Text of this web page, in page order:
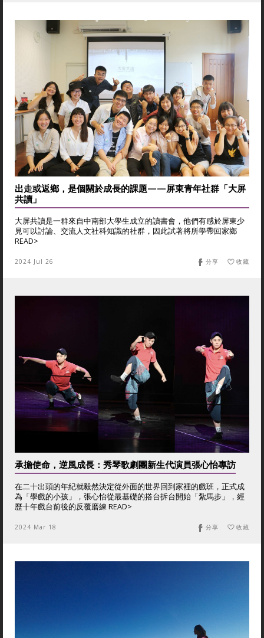
出走或返鄉，是個關於成長的課題——屏東青年社群「大屏
共讀」
大屏共讀是一群來自中南部大學生成立的讀書會，他們有感於屏東少
見可以討論、交流人文社科知識的社群，因此試著將所學帶回家鄉
READ>
2024 Jul 26 收藏
分享
承擔使命，逆風成長：秀琴歌劇團新生代演員張心怡專訪
在二十出頭的年紀就毅然決定從外面的世界回到家裡的戲班，正式成
為「學戲的小孩」，張心怡從最基礎的搭台拆台開始「紮馬步」，經
歷十年戲台前後的反覆磨練 READ>
2024 Mar 18 收藏
分享